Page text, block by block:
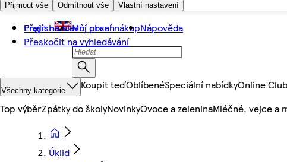
Přijmout vše Odmítnout vše Vlastní nastavení
Přejít na hlavní obsah
Přeskočit na vyhledávání
English Můj první nákupNápověda
Všechny kategorie Koupit teďOblíbenéSpeciální nabídkyOnline Club
Top výběrZpátky do školyNovinkyOvoce a zeleninaMléčné, vejce a
Úklid